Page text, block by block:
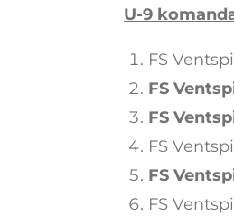
U-9
FS
FS
FS
FS
FS
FS